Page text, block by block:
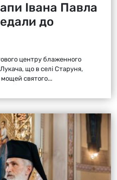
Івана Павла
до
центру блаженного
що в селі Старуня,
святого...